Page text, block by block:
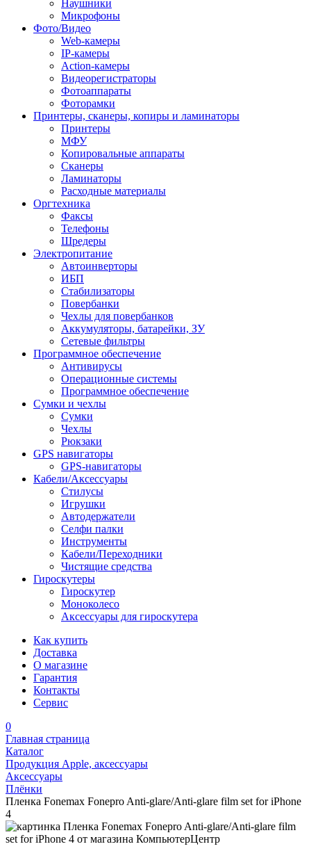
Наушники
Микрофоны
Фото/Видео
Web-камеры
IP-камеры
Action-камеры
Видеорегистраторы
Фотоаппараты
Фоторамки
Принтеры, сканеры, копиры и ламинаторы
Принтеры
МФУ
Копировальные аппараты
Сканеры
Ламинаторы
Расходные материалы
Оргтехника
Факсы
Телефоны
Шредеры
Электропитание
Автоинверторы
ИБП
Стабилизаторы
Повербанки
Чехлы для повербанков
Аккумуляторы, батарейки, ЗУ
Сетевые фильтры
Программное обеспечение
Антивирусы
Операционные системы
Программное обеспечение
Сумки и чехлы
Сумки
Чехлы
Рюкзаки
GPS навигаторы
GPS-навигаторы
Кабели/Аксессуары
Стилусы
Игрушки
Автодержатели
Селфи палки
Инструменты
Кабели/Переходники
Чистящие средства
Гироскутеры
Гироскутер
Моноколесо
Аксессуары для гироскутера
Как купить
Доставка
О магазине
Гарантия
Контакты
Сервис
0
Главная страница
Каталог
Продукция Apple, аксессуары
Аксессуары
Плёнки
Пленка Fonemax Fonepro Anti-glare/Anti-glare film set for iPhone
4